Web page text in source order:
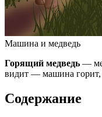
Машина и медведь
Горящий медведь —
видит — машина горит,
Содержание